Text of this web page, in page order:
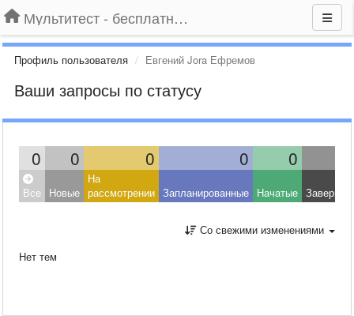
Мультитест - бесплатный подбор провайдера по адресу
Профиль пользователя Евгений Jora Ефремов
Ваши запросы по статусу
0 0 0 0 0
Все Новые
На
рассмотрении Запланированные Начатые
Со свежими изменениями
Нет тем